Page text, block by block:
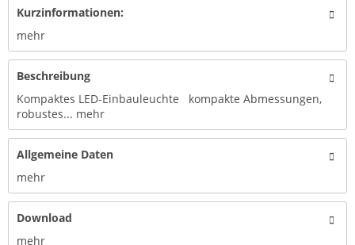
Kurzinformationen:
mehr
Beschreibung
Kompaktes LED-Einbauleuchte kompakte Abmessungen,
robustes... mehr
Allgemeine Daten
mehr
Download
mehr